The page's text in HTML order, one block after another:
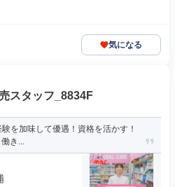
気になる
スタッフ_8834F
を加味して優遇！資格を活かす！
き...